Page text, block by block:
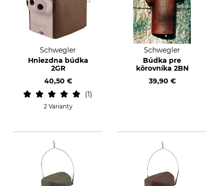
Schwegler
Hniezdna búdka
2GR
40,50 €
1
2 Varianty
Schwegler
Búdka pre
kôrovníka 2BN
39,90 €